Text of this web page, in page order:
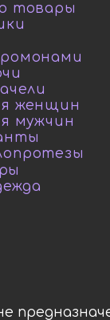
товары
женщин
мужчин